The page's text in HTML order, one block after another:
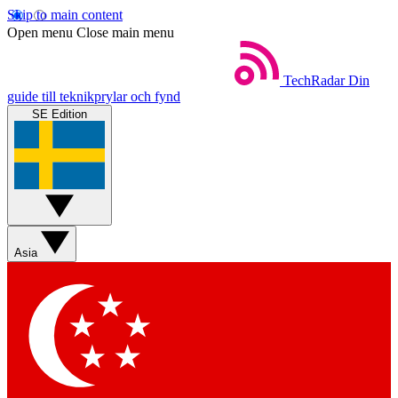
Skip to main content
Open menu Close main menu
TechRadar Din
guide till teknikprylar och fynd
SE Edition
Asia